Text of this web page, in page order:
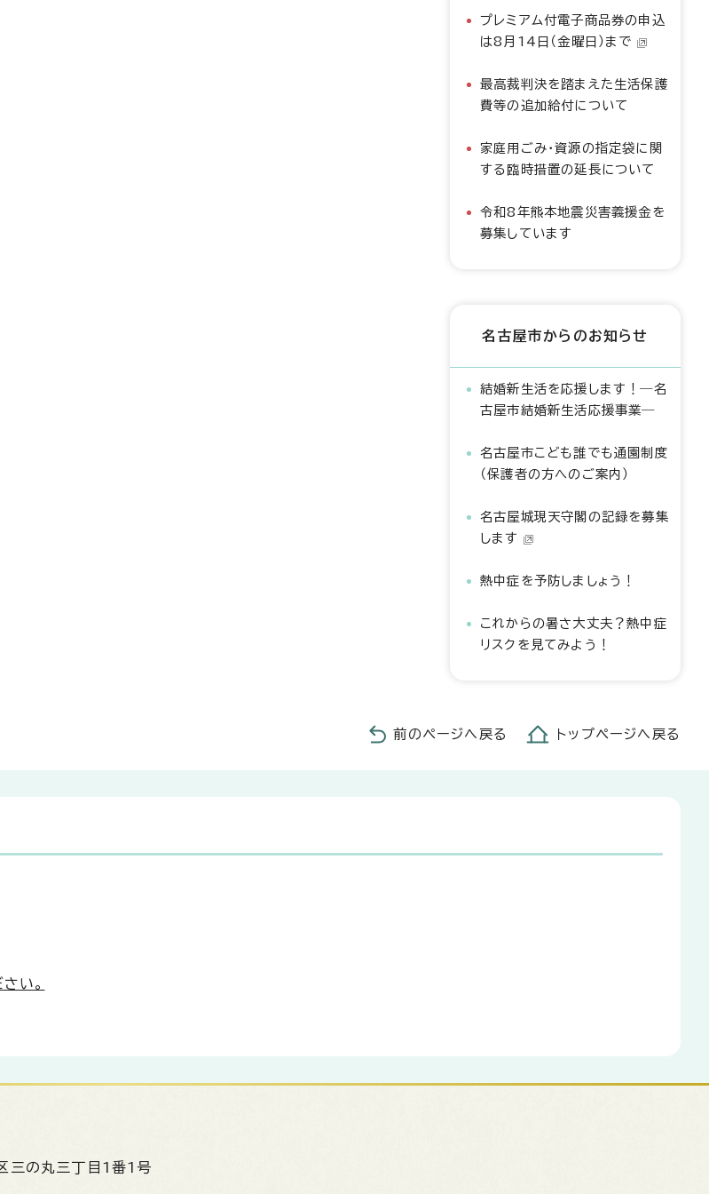
プレミアム付電子商品券の申込
は8月14日（金曜日）まで
最高裁判決を踏まえた生活保護
費等の追加給付について
家庭用ごみ・資源の指定袋に関
する臨時措置の延長について
令和8年熊本地震災害義援金を
募集しています
名古屋市からのお知らせ
結婚新生活を応援します！―名
古屋市結婚新生活応援事業―
名古屋市こども誰でも通園制度
（保護者の方へのご案内）
名古屋城現天守閣の記録を募集
します
熱中症を予防しましょう！
これからの暑さ大丈夫？熱中症
リスクを見てみよう！
前のページへ戻る トップページへ戻る
い。
三の丸三丁目1番1号